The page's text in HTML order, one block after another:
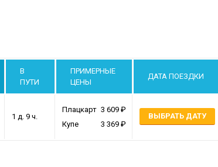
В
ПУТИ
ПРИМЕРНЫЕ
ЦЕНЫ
ДАТА ПОЕЗДКИ
1 д. 9 ч.
Плацкарт 3 609
Купе
3 369
ВЫБРАТЬ ДАТУ